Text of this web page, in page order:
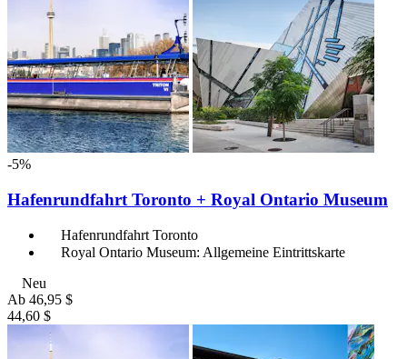
-5%
Hafenrundfahrt Toronto + Royal Ontario Museum
Hafenrundfahrt Toronto
Royal Ontario Museum: Allgemeine Eintrittskarte
Neu
Ab 46,95 $
44,60 $